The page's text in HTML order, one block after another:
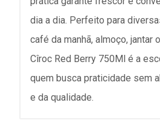
dia a dia. Perfeito para
café da manhã, almoço, jantar
Cîroc Red Berry 750Ml é a
quem busca praticidade sem
e da qualidade.